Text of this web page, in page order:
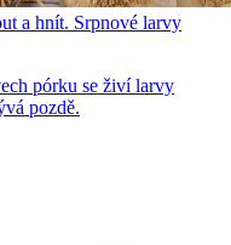
a hnít. Srpnové larvy
pórku se živí larvy
pozdě.